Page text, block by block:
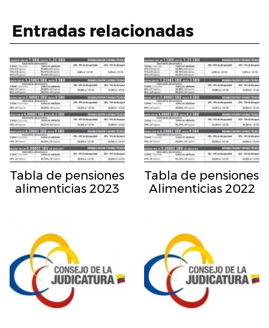
Entradas relacionadas
Tabla de pensiones
alimenticias 2023
Tabla de pensiones
Alimenticias 2022